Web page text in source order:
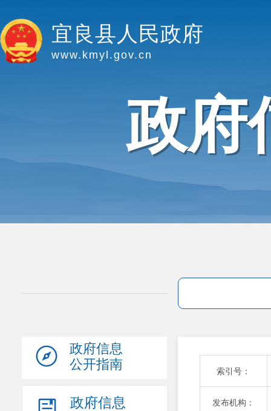
宜良县人民政府
www.kmyl.gov.cn
政府
政府信息
公开指南
政府信息
索引号：
发布机构：